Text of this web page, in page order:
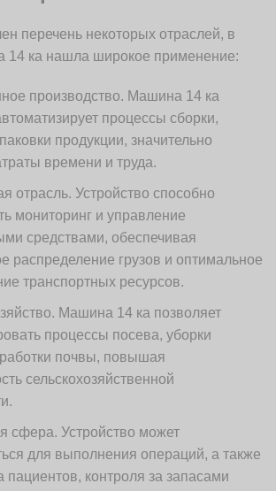
перечень некоторых отраслей, в
14 ка нашла широкое применение:
производство. Машина 14 ка
процессы сборки,
продукции, значительно
времени и труда.
отрасль. Устройство способно
мониторинг и управление
средствами, обеспечивая
распределение грузов и оптимальное
транспортных ресурсов.
Машина 14 ка позволяет
процессы посева, уборки
почвы, повышая
сельскохозяйственной
сфера. Устройство может
для выполнения операций, а также
пациентов, контроля за запасами